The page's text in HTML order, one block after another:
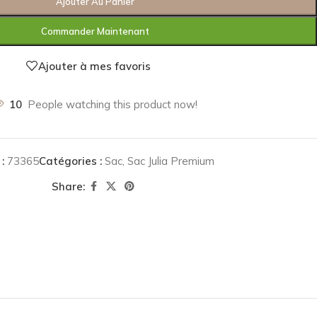
Commander Maintenant
Ajouter à mes favoris
10 People watching this product now!
73365Catégories : Sac, Sac Julia Premium
Share: